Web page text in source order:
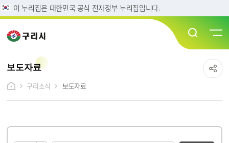
이 누리집은 대한민국 공식 전자정부 누리집입니다.
보도자료
구리소식
보도자료